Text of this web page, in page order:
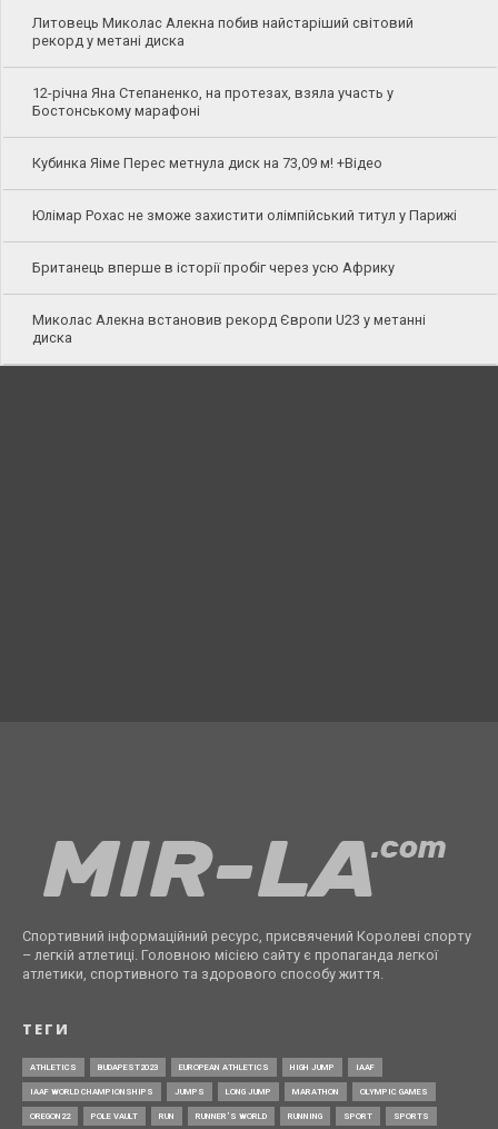
Литовець Миколас Алекна побив найстаріший світовий
рекорд у метані диска
12-річна Яна Степаненко, на протезах, взяла участь у
Бостонському марафоні
Кубинка Яіме Перес метнула диск на 73,09 м! +Відео
Юлімар Рохас не зможе захистити олімпійський титул у Парижі
Британець вперше в історії пробіг через усю Африку
Миколас Алекна встановив рекорд Європи U23 у метанні
диска
Спортивний інформаційний ресурс, присвячений Королеві спорту
– легкій атлетиці. Головною місією сайту є пропаганда легкої
атлетики, спортивного та здорового способу життя.
ТЕГИ
ATHLETICS BUDAPEST2023 EUROPEAN ATHLETICS HIGH JUMP IAAF
IAAF WORLD CHAMPIONSHIPS JUMPS LONG JUMP MARATHON OLYMPIC GAMES
OREGON22 POLE VAULT RUN RUNNER’S WORLD RUNNING SPORT SPORTS